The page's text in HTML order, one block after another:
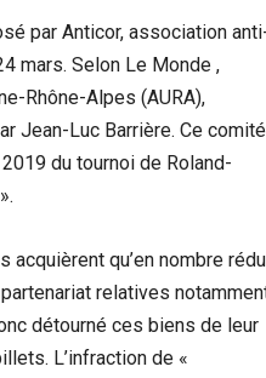
par Anticor, association
mars. Selon Le Monde ,
Rhône-Alpes (AURA),
Jean-Luc Barrière. Ce comité
du tournoi de Roland-
acquièrent qu’en nombre
relatives
détourné ces biens de leur
L’infraction de «